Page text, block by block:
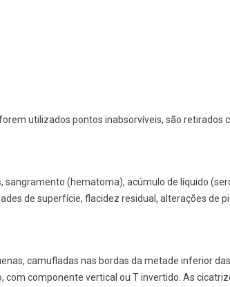
utilizados pontos inabsorvíveis, são retirados
(hematoma), acúmulo de líquido
de superfície, flacidez residual, alterações de
camufladas nas bordas da metade inferior
componente vertical ou T invertido. As